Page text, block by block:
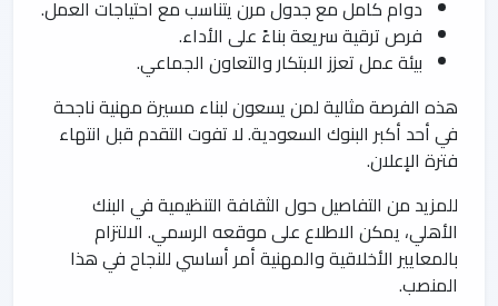
دوام كامل مع جدول مرن يتناسب مع احتياجات العمل.
فرص ترقية سريعة بناءً على الأداء.
بيئة عمل تعزز الابتكار والتعاون الجماعي.
هذه الفرصة مثالية لمن يسعون لبناء مسيرة مهنية ناجحة
في أحد أكبر البنوك السعودية. لا تفوت التقدم قبل انتهاء
فترة الإعلان.
للمزيد من التفاصيل حول الثقافة التنظيمية في البنك
الأهلي، يمكن الاطلاع على موقعه الرسمي. الالتزام
بالمعايير الأخلاقية والمهنية أمر أساسي للنجاح في هذا
المنصب.